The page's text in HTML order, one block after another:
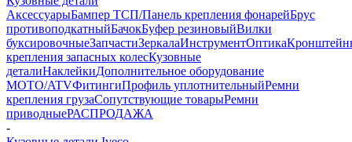
АксессуарыБампер ТСП/Панель крепления фонарейБрус
противоподкатныйБачокБуфер резиновыйВилки
буксировочныеЗапчастиЗеркалаИнструментОптика
крепления запасных колесКузовные
деталиНаклейкиДополнительное оборудование
MOTO/ATVФитингиПрофиль уплотнительныйРемни
крепления грузаСопутствующие товарыРемни
приводныеРАСПРОДАЖА
-